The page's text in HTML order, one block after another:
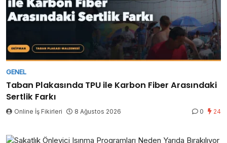
GENEL
Taban Plakasında TPU ile Karbon Fiber Arasındaki
Sertlik Farkı
Online İş Fikirleri 8 Ağustos 2026 0 24